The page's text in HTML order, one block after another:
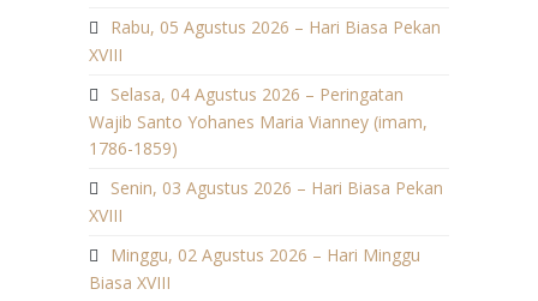
Rabu, 05 Agustus 2026 – Hari Biasa Pekan
XVIII
Selasa, 04 Agustus 2026 – Peringatan
Wajib Santo Yohanes Maria Vianney (imam,
1786-1859)
Senin, 03 Agustus 2026 – Hari Biasa Pekan
XVIII
Minggu, 02 Agustus 2026 – Hari Minggu
Biasa XVIII